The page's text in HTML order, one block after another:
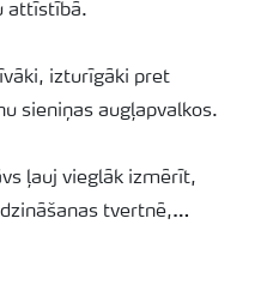
attīstībā.
izturīgāki pret
sieniņas augļapvalkos.
ļauj vieglāk izmērīt,
tvertnē,